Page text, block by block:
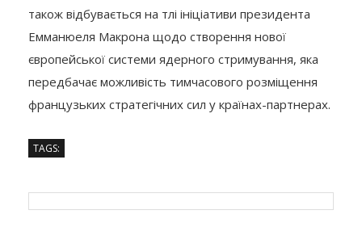
також відбувається на тлі ініціативи президента
Емманюеля Макрона щодо створення нової
європейської системи ядерного стримування, яка
передбачає можливість тимчасового розміщення
французьких стратегічних сил у країнах-партнерах.
TAGS: